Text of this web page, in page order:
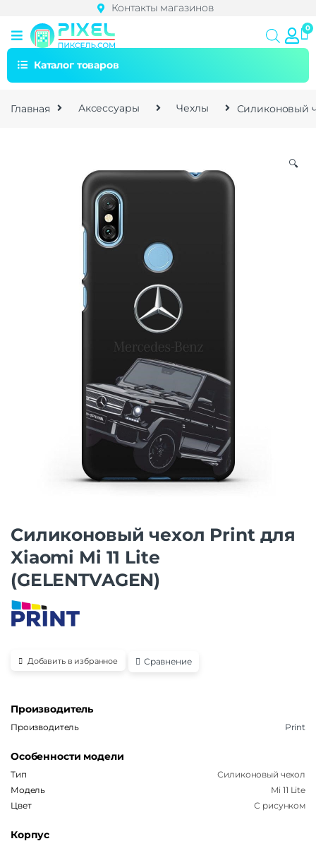
Контакты магазинов
Каталог товаров
Главная Аксессуары Чехлы Силиконовый
🔍
Силиконовый чехол Print для
Xiaomi Mi 11 Lite
(GELENTVAGEN)
Добавить в избранное Сравнение
Производитель
Производитель Print
Особенности модели
Тип
Силиконовый чехол
Модель
Mi 11 Lite
Цвет
С рисунком
Корпус